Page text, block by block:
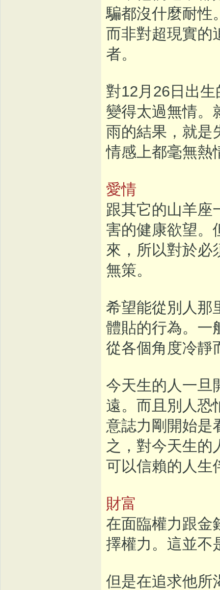
騙都沒什麼耐性
而非對超現實的
者。
對12月26日出
變得太過無情。
雨的結果，就是
情感上都毫無熱
愛情
跟其它的山羊座
害的健康欲望。
來，所以對於必
無策。
希望能從別人那
體貼的行為。一
從各個角度冷靜
今天生的人一旦
遠。而且別人恐
意誌力剛開始是
之，對今天生的
可以信賴的人生
財富
在面臨權力跟金
擇權力。這並不
但是在追求他所